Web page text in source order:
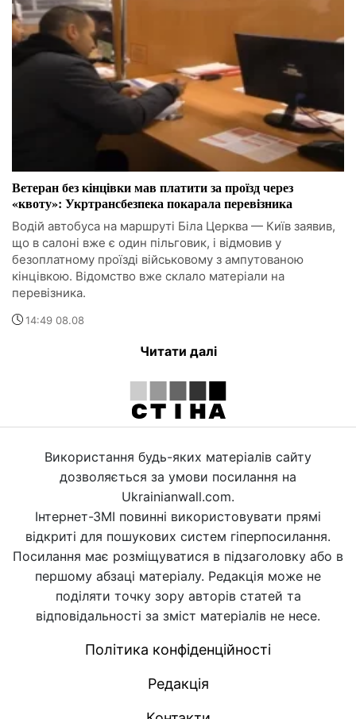
Ветеран без кінцівки мав платити за проїзд через
«квоту»: Укртрансбезпека покарала перевізника
Водій автобуса на маршруті Біла Церква — Київ заявив,
що в салоні вже є один пільговик, і відмовив у
безоплатному проїзді військовому з ампутованою
кінцівкою. Відомство вже склало матеріали на
перевізника.
14:49 08.08
Читати далі
Використання будь-яких матеріалів сайту
дозволяється за умови посилання на
Ukrainianwall.com.
Інтернет-ЗМІ повинні використовувати прямі
відкриті для пошукових систем гіперпосилання.
Посилання має розміщуватися в підзаголовку або в
першому абзаці матеріалу. Редакція може не
поділяти точку зору авторів статей та
відповідальності за зміст матеріалів не несе.
Політика конфіденційності
Редакція